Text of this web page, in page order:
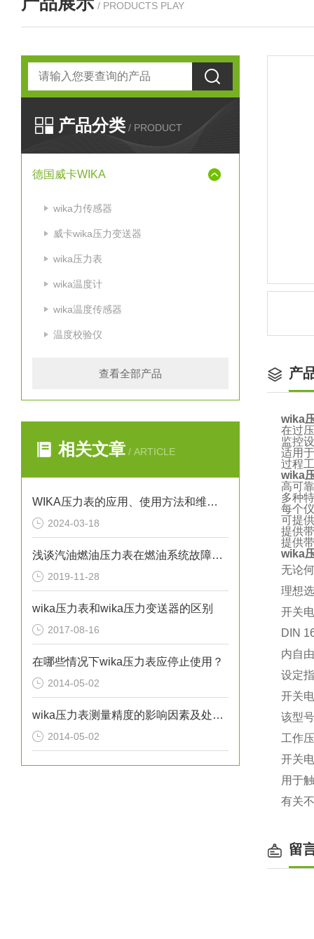
/ PRODUCTS PLAY
产品分类 / PRODUCT
德国威卡WIKA
wika力传感器
威卡wika压力变送器
wika压力表
wika温度计
wika温度传感器
温度校验仪
查看全部产品
相关文章 / ARTICLE
WIKA压力表的应用、使用方法和维护要点解析
2024-03-18
浅谈汽油燃油压力表在燃油系统故障排除中的应用
2019-11-28
wika压力表和wika压力变送器的区别
2017-08-16
在哪些情况下wika压力表应停止使用？
2014-05-02
wika压力表测量精度的影响因素及处理方法分析
2014-05-02
产
wika
在过
监控
适用
过程
wika
高可
多种
每个
可提
提供
提供
wika
无论
理想
开关
DIN
内自
设定
开关
该型
工作
开关
用于
有关
留